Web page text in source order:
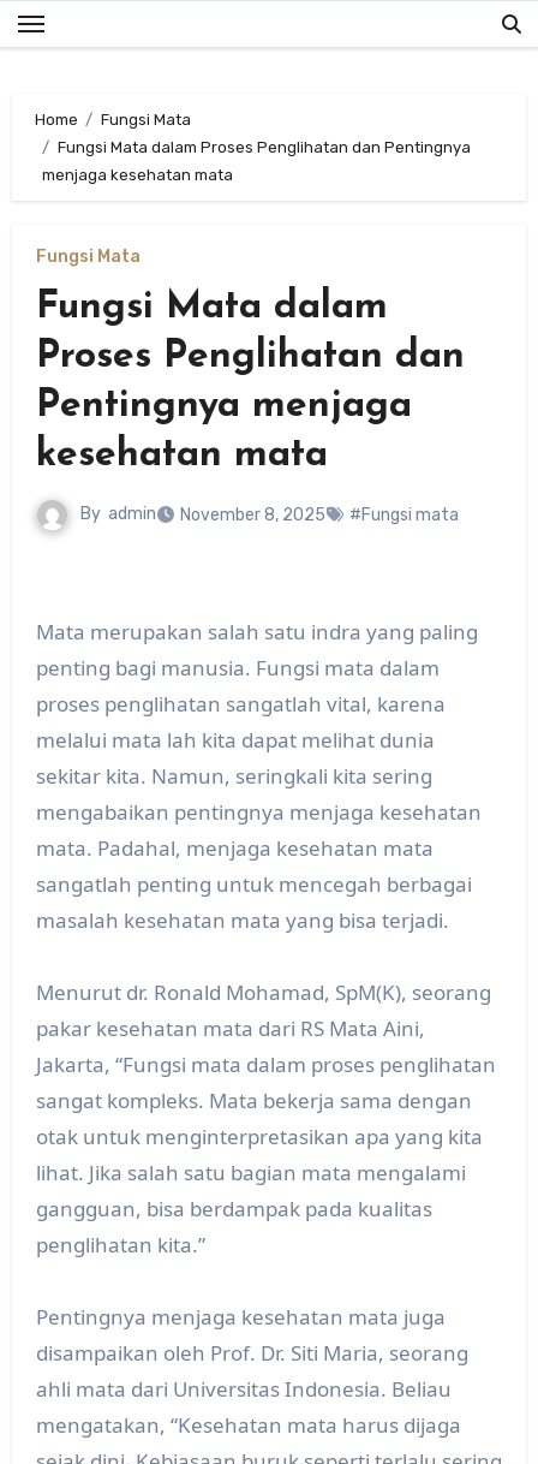
Skip
to
Home
Fungsi Mata
Fungsi Mata dalam Proses Penglihatan dan Pentingnya
menjaga kesehatan mata
Fungsi Mata
Fungsi Mata dalam
Proses Penglihatan dan
Pentingnya menjaga
kesehatan mata
By admin November 8, 2025 #Fungsi mata
Mata merupakan salah satu indra yang paling
penting bagi manusia. Fungsi mata dalam
proses penglihatan sangatlah vital, karena
melalui mata lah kita dapat melihat dunia
sekitar kita. Namun, seringkali kita sering
mengabaikan pentingnya menjaga kesehatan
mata. Padahal, menjaga kesehatan mata
sangatlah penting untuk mencegah berbagai
masalah kesehatan mata yang bisa terjadi.
Menurut dr. Ronald Mohamad, SpM(K), seorang
pakar kesehatan mata dari RS Mata Aini,
Jakarta, “Fungsi mata dalam proses penglihatan
sangat kompleks. Mata bekerja sama dengan
otak untuk menginterpretasikan apa yang kita
lihat. Jika salah satu bagian mata mengalami
gangguan, bisa berdampak pada kualitas
penglihatan kita.”
Pentingnya menjaga kesehatan mata juga
disampaikan oleh Prof. Dr. Siti Maria, seorang
ahli mata dari Universitas Indonesia. Beliau
mengatakan, “Kesehatan mata harus dijaga